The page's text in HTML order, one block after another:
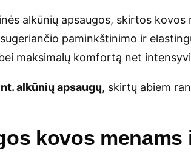
alkūnių apsaugos, skirtos
paminkštinimo ir
maksimalų komfortą net
alkūnių apsaugų, skirtų abiem
kovos menams